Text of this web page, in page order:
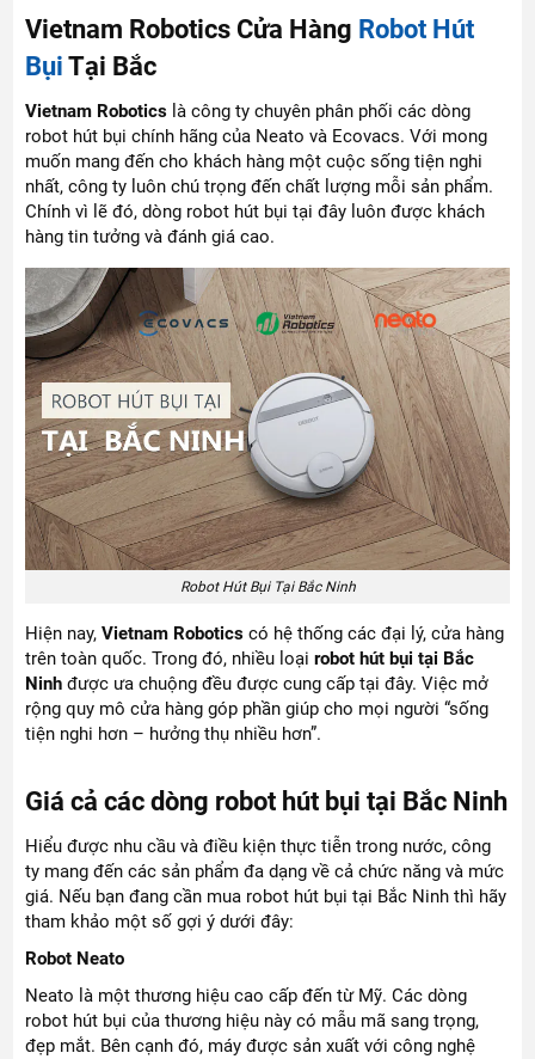
Vietnam Robotics Cửa Hàng Robot Hút
Bụi Tại Bắc
Vietnam Robotics là công ty chuyên phân phối các dòng
robot hút bụi chính hãng của Neato và Ecovacs. Với mong
muốn mang đến cho khách hàng một cuộc sống tiện nghi
nhất, công ty luôn chú trọng đến chất lượng mỗi sản phẩm.
Chính vì lẽ đó, dòng robot hút bụi tại đây luôn được khách
hàng tin tưởng và đánh giá cao.
Robot Hút Bụi Tại Bắc Ninh
Hiện nay,Vietnam Roboticscó hệ thống các đại lý, cửa hàng
trên toàn quốc. Trong đó, nhiều loạirobot hút bụi tại Bắc
Ninhđược ưa chuộng đều được cung cấp tại đây. Việc mở
rộng quy mô cửa hàng góp phần giúp cho mọi người “sống
tiện nghi hơn – hưởng thụ nhiều hơn”.
Giá cả các dòng robot hút bụi tại Bắc Ninh
Hiểu được nhu cầu và điều kiện thực tiễn trong nước, công
ty mang đến các sản phẩm đa dạng về cả chức năng và mức
giá. Nếu bạn đang cần mua robot hút bụi tại Bắc Ninh thì hãy
tham khảo một số gợi ý dưới đây:
Robot Neato
Neato là một thương hiệu cao cấp đến từ Mỹ. Các dòng
robot hút bụi của thương hiệu này có mẫu mã sang trọng,
đẹp mắt. Bên cạnh đó, máy được sản xuất với công nghệ